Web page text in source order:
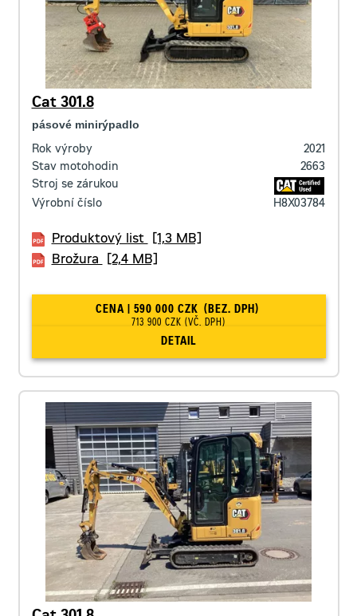
Cat 301.8
pásové minirýpadlo
Rok výroby
2021
Stav motohodin
2663
Stroj se zárukou
Výrobní číslo
H8X03784
Produktový list
[1,3 MB]
Brožura
[2,4 MB]
CENA | 590 000 CZK (BEZ. DPH)
713 900 CZK (VČ. DPH)
DETAIL